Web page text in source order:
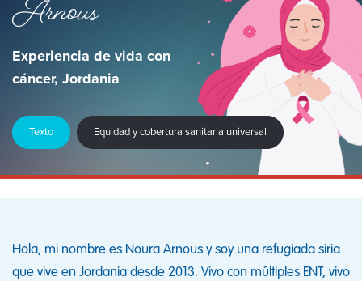
Arnous
Experiencia de vida con
cáncer, Jordania
Texto Equidad y cobertura sanitaria universal
Hola, mi nombre es Noura Arnous y soy una refugiada siria
que vive en Jordania desde 2013. Vivo con múltiples ENT, vivo